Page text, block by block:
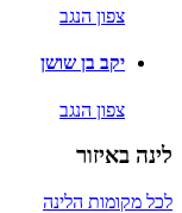
צפון הנגב
יקב בן שושן
צפון הנגב
לינה באיזור
לכל מקומות הלינה